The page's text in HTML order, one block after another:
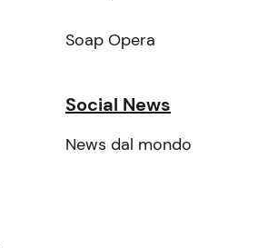
Soap Opera
Social News
News dal mondo